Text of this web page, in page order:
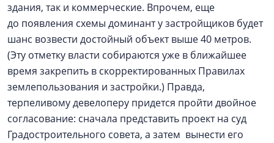
здания, так и коммерческие. Впрочем, еще
до появления схемы доминант у застройщиков будет
шанс возвести достойный объект выше 40 метров.
(Эту отметку власти собираются уже в ближайшее
время закрепить в скорректированных Правилах
землепользования и застройки.) Правда,
терпеливому девелоперу придется пройти двойное
согласование: сначала представить проект на суд
Градостроительного совета, а затем вынести его